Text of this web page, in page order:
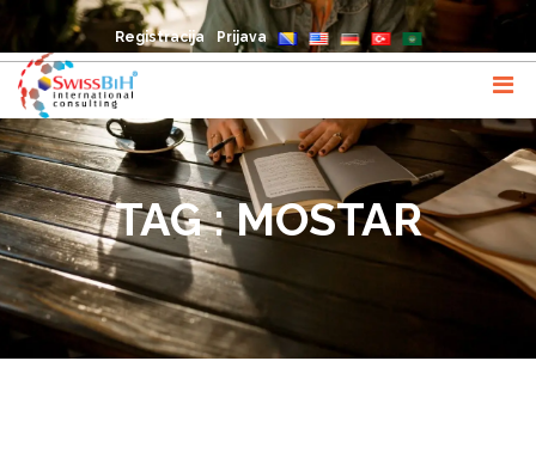
Registracija Prijava
TAG : MOSTAR